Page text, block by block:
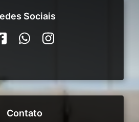
Sociais
Contato